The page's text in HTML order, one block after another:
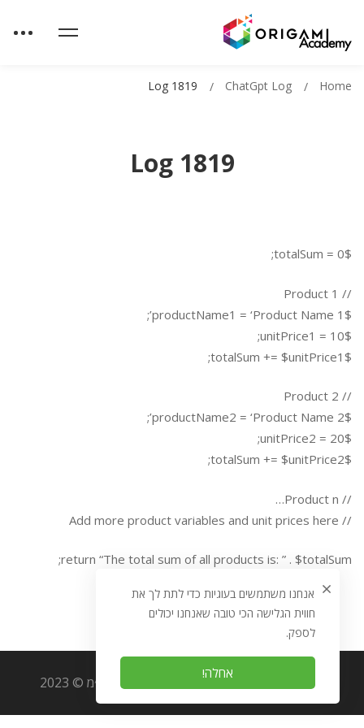
Log 1819
Home
ChatGpt Log
Log 1819
$totalSum = 0;
// Product 1
$productName1 = ‘Product Name 1’;
$unitPrice1 = 10;
$totalSum += $unitPrice1;
// Product 2
$productName2 = ‘Product Name 2’;
$unitPrice2 = 20;
$totalSum += $unitPrice2;
// Product n…
// Add more product variables and unit prices here
return “The total sum of all products is: ” . $totalSum;
כל הזכויות שמורות לאוריגמי מערכות מידע בע״מ © 2023
אנחנו משתמשים בעוגיות כדי לתת לך את
חווית הגלישה הכי טובה שאנחנו יכולים
לספק.
אחלה!